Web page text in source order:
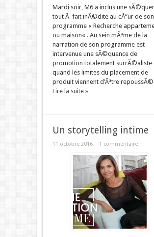
Mardi soir, M6 a inclus une
tout Ã fait inÃ©dite au cÅ“ur de son
programme « Recherche
ou maison« . Au sein mÃªme de la
narration de son programme est
intervenue une sÃ©quence de
promotion totalement surrÃ©aliste
quand les limites du placement de
produit viennent d’Ãªtre
Lire la suite »
Un storytelling intime
11 octobre 2016 1 commentaire